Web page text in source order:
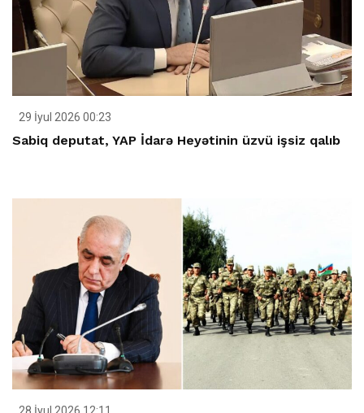
29 İyul 2026 00:23
Sabiq deputat, YAP İdarə Heyətinin üzvü işsiz qalıb